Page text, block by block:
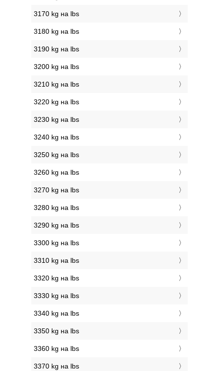
3170 kg на lbs
3180 kg на lbs
3190 kg на lbs
3200 kg на lbs
3210 kg на lbs
3220 kg на lbs
3230 kg на lbs
3240 kg на lbs
3250 kg на lbs
3260 kg на lbs
3270 kg на lbs
3280 kg на lbs
3290 kg на lbs
3300 kg на lbs
3310 kg на lbs
3320 kg на lbs
3330 kg на lbs
3340 kg на lbs
3350 kg на lbs
3360 kg на lbs
3370 kg на lbs